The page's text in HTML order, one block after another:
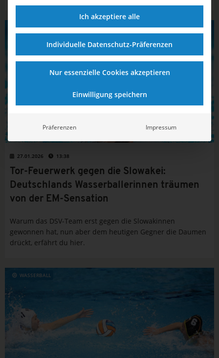
WASSERBALL
27.01.2026 13:38
Tor-Feuerwerk gegen die Slowakei:
Deutschlands Wasserballerinnen träumen
von der EM-Sensation
Warum das DSV-Team erst gegen die Slowakinnen
gewonnen hat, nun aber dem heutigen Gegner die Daumen
drückt, erfährt du hier.
WASSERBALL
Ich akzeptiere alle
Individuelle Datenschutz-Präferenzen
Nur essenzielle Cookies akzeptieren
Einwilligung speichern
Präferenzen Impressum